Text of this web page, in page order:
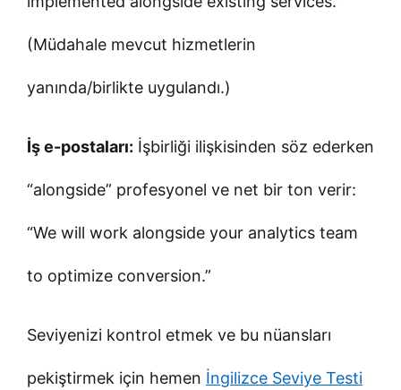
(Müdahale mevcut hizmetlerin
yanında/birlikte uygulandı.)
İş e-postaları: İşbirliği ilişkisinden söz ederken
“alongside” profesyonel ve net bir ton verir:
“We will work alongside your analytics team
to optimize conversion.”
Seviyenizi kontrol etmek ve bu nüansları
pekiştirmek için hemen İngilizce Seviye Testi